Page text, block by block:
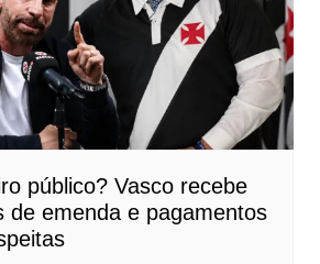
público? Vasco recebe
de emenda e pagamentos